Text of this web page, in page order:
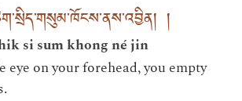
།
si sum khong né jin
eye on your forehead, you empty